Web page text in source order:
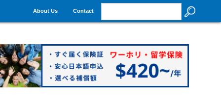
About Us Contact